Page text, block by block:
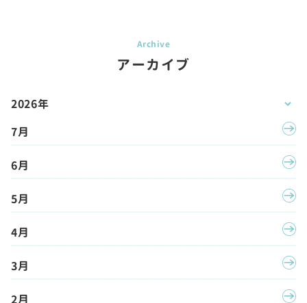
アーカイブ
2026年
7月
6月
5月
4月
3月
2月